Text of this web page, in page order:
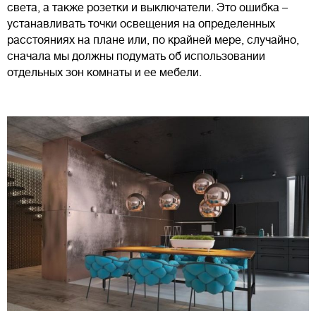
света, а также розетки и выключатели. Это ошибка –
устанавливать точки освещения на определенных
расстояниях на плане или, по крайней мере, случайно,
сначала мы должны подумать об использовании
отдельных зон комнаты и ее мебели.